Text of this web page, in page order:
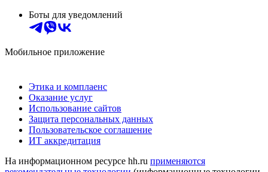
Боты для уведомлений
Мобильное приложение
Этика и комплаенс
Оказание услуг
Использование сайтов
Защита персональных данных
Пользовательское соглашение
ИТ аккредитация
На информационном ресурсе hh.ru применяются